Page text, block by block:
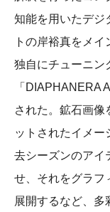
知能を用いたデジ
トの岸裕真をメ
独自にチューニン
「DIAPHANERA
された。鉱石画像
ットされたイメー
去シーズンのアイ
せ、それをグラフ
展開するなど、多